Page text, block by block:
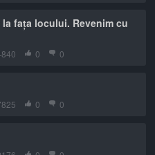
fața locului. Revenim cu
0 0
0 0